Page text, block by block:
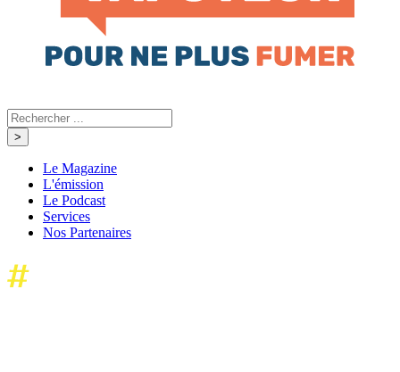
Le Magazine
L'émission
Le Podcast
Services
Nos Partenaires